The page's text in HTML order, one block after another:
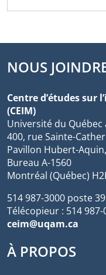
NOUS
Centre d’études
(CEIM)
Université du Québec
400, rue Sainte-
Pavillon Hubert-
Bureau A-1560
Montréal (Québec)
514 987-3000 poste
Télécopieur : 514 987-
ceim@uqam.ca
À PROPOS